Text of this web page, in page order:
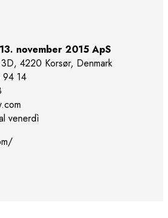
november 2015 ApS
4220 Korsør, Denmark
14
venerdì